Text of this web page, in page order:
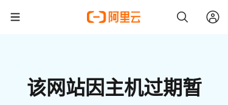
该网站因主机过期暂